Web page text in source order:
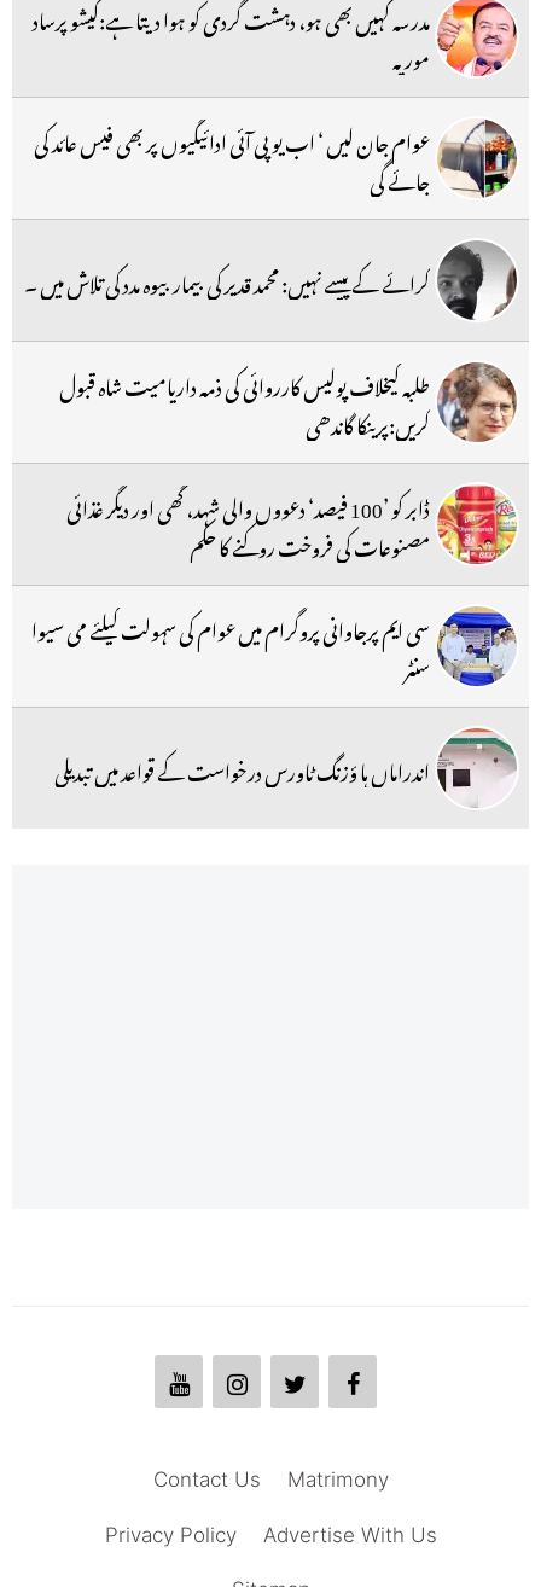
مدرسہ کہیں بھی ہو، دہشت گردی کو ہوا دیتا ہے:کیشو پرساد
موریہ
عوام جان لیں ‘ اب یو پی آئی ادائیگیوں پر بھی فیس عائد کی
جائے گی
کرائے کے پیسے نہیں: محمد قدیر کی بیمار بیوہ مدد کی تلاش میں ۔
طلبہ کیخلاف پولیس کارروائی کی ذمہ داریامیت شاہ قبول
کریں:پرینکا گاندھی
ڈابر کو ’100 فیصد‘ دعووں والی شہد، گھی اور دیگر غذائی
مصنوعات کی فروخت روکنے کا حکم
سی ایم پرجاوانی پروگرام میں عوام کی سہولت کیلئے می سیوا
سنٹر
اندراماں ہا ؤزنگ ٹاورس درخواست کے قواعد میں تبدیلی
Matrimony
Contact Us
Advertise With Us
Privacy Policy